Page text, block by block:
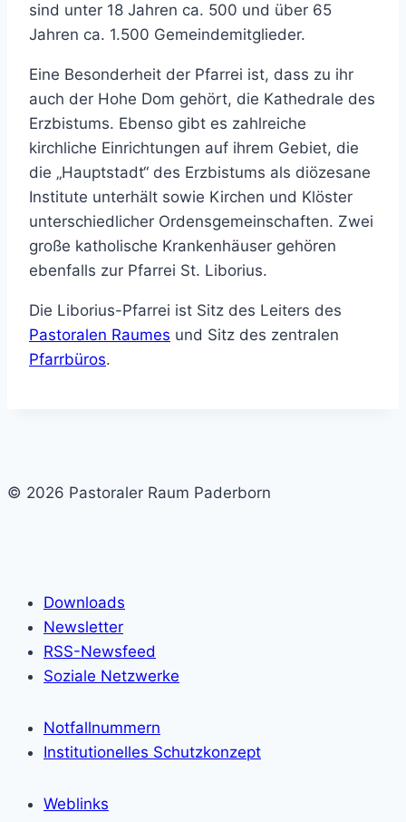
sind unter 18 Jahren ca. 500 und über 65
Jahren ca. 1.500 Gemeindemitglieder.
Eine Besonderheit der Pfarrei ist, dass zu ihr
auch der Hohe Dom gehört, die Kathedrale des
Erzbistums. Ebenso gibt es zahlreiche
kirchliche Einrichtungen auf ihrem Gebiet, die
die „Hauptstadt“ des Erzbistums als diözesane
Institute unterhält sowie Kirchen und Klöster
unterschiedlicher Ordensgemeinschaften. Zwei
große katholische Krankenhäuser gehören
ebenfalls zur Pfarrei St. Liborius.
Die Liborius-Pfarrei ist Sitz des Leiters des
Pastoralen Raumes und Sitz des zentralen
Pfarrbüros.
© 2026 Pastoraler Raum Paderborn
Downloads
Newsletter
RSS-Newsfeed
Soziale Netzwerke
Notfallnummern
Institutionelles Schutzkonzept
Weblinks